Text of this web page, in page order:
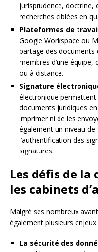
jurisprudence, doctrine,
recherches ciblées en
Plateformes de
Google Workspace ou
partage des documents
membres d’une équipe,
ou à distance.
Signature
électronique
documents juridiques
imprimer ni de les
également un niveau de
l’authentification des
signatures.
Les défis de
les cabinets
Malgré ses nombreux
également plusieurs enjeux
La sécurité des